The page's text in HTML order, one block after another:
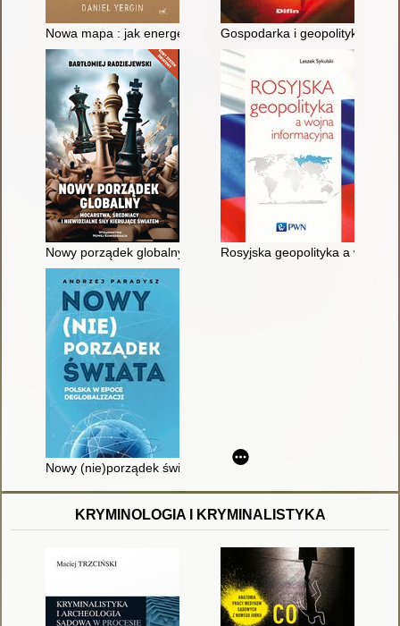
Nowa mapa : jak energetyka zmienia geopolitykę
Gospodarka i geopolityka :
Nowy porządek globalny : mocarstwa, średniacy i niewidzialne
Rosyjska geopolityka a wojna
Nowy (nie)porządek świata : Polska w epoce deglobalizacji
KRYMINOLOGIA I KRYMINALISTYKA